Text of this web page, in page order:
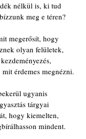
nélkül is, ki tud
meg e téren?
megerősít, hogy
olyan felületek,
érdemes megnézni.
ugyanis
tárgyai
hogy kiemelten,
mindent.